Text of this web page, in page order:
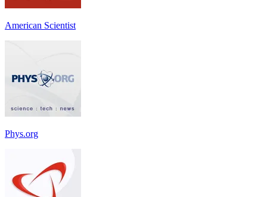
American Scientist
Phys.org